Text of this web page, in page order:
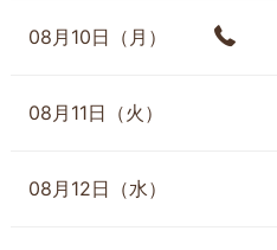
08月10日（月）
08月11日（火）
08月12日（水）